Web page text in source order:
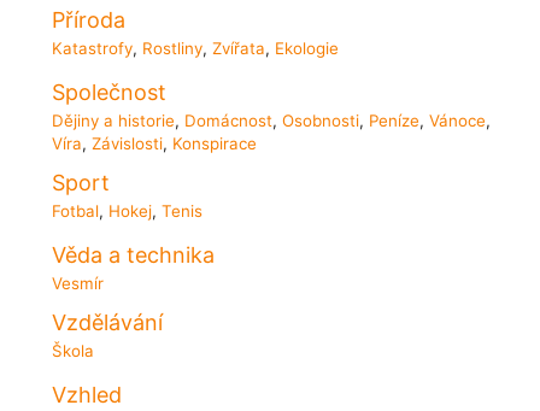
Příroda
Katastrofy, Rostliny,Zvířata, Ekologie
Společnost
Dějiny a historie, Domácnost,Osobnosti, Peníze,Vánoce,
Víra,Závislosti, Konspirace
Sport
Fotbal, Hokej,Tenis
Věda a technika
Vesmír
Vzdělávání
Škola
Vzhled